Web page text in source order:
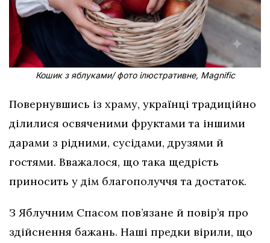
Кошик з яблуками/ фото ілюстративне, Magnific
Повернувшись із храму, українці традиційно
ділилися освяченими фруктами та іншими
дарами з рідними, сусідами, друзями й
гостями. Вважалося, що така щедрість
приносить у дім благополуччя та достаток.
З Яблучним Спасом пов’язане й повір’я про
здійснення бажань. Наші предки вірили, що